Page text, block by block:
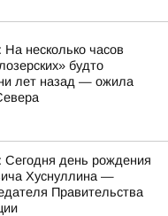
несколько часов
будто
лет назад — ожила
Сегодня день рождения
Хуснуллина —
Правительства